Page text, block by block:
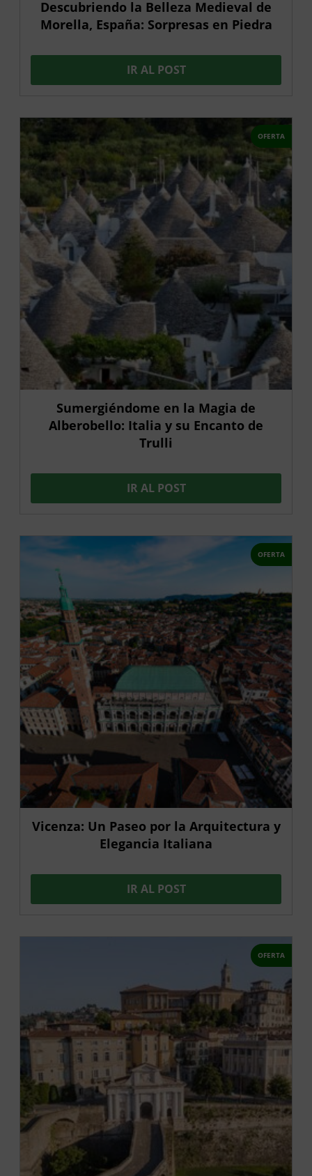
Descubriendo la Belleza Medieval de
Morella, España: Sorpresas en Piedra
IR AL POST
OFERTA
Sumergiéndome en la Magia de
Alberobello: Italia y su Encanto de
Trulli
IR AL POST
OFERTA
Vicenza: Un Paseo por la Arquitectura y
Elegancia Italiana
IR AL POST
OFERTA